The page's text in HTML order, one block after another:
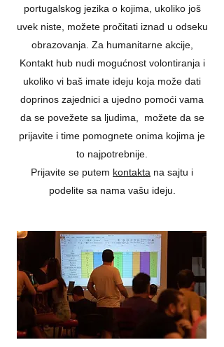
portugalskog jezika o kojima, ukoliko još
uvek niste, možete pročitati iznad u odseku
obrazovanja. Za humanitarne akcije,
Kontakt hub nudi mogućnost volontiranja i
ukoliko vi baš imate ideju koja može dati
doprinos zajednici a ujedno pomoći vama
da se povežete sa ljudima, možete da se
prijavite i time pomognete onima kojima je
to najpotrebnije.
Prijavite se putem kontakta na sajtu i
podelite sa nama vašu ideju.